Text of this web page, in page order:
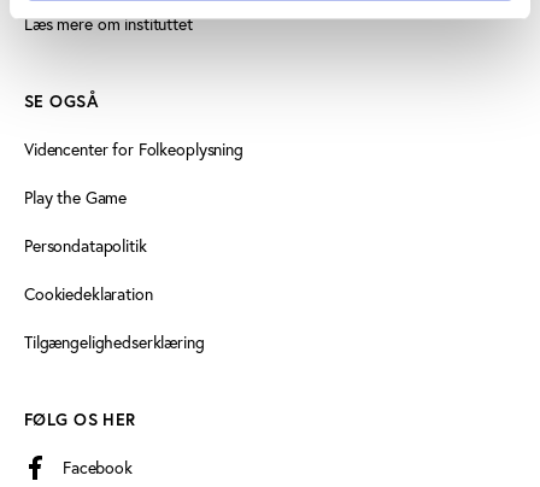
Læs mere om instituttet
SE OGSÅ
Videncenter for Folkeoplysning
Play the Game
Persondatapolitik
Cookiedeklaration
Tilgængelighedserklæring
FØLG OS HER
Facebook